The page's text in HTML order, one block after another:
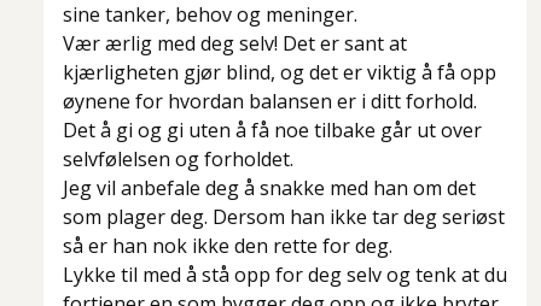
sine tanker, behov og meninger.
Vær ærlig med deg selv! Det er sant at
kjærligheten gjør blind, og det er viktig å få opp
øynene for hvordan balansen er i ditt forhold.
Det å gi og gi uten å få noe tilbake går ut over
selvfølelsen og forholdet.
Jeg vil anbefale deg å snakke med han om det
som plager deg. Dersom han ikke tar deg seriøst
så er han nok ikke den rette for deg.
Lykke til med å stå opp for deg selv og tenk at du